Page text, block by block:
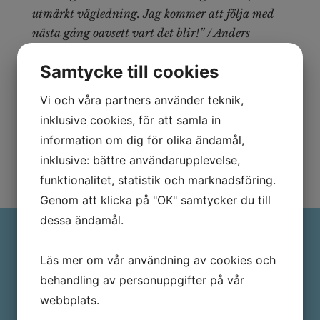
utmärkt vägledning. Jag kommer att följa med
nästa gång oavsett vart det blir!” / Anders
Följ oss gärna på Instagram
Håkan & Mattias
Skicka gärna ett mail om du undrar nåt
sports@godaresan.se
Vilka är reseledarna?
Samtycke till cookies
Vi och våra partners använder teknik,
inklusive cookies, för att samla in
information om dig för olika ändamål,
inklusive: bättre användarupplevelse,
funktionalitet, statistik och marknadsföring.
Genom att klicka på "OK" samtycker du till
dessa ändamål.
Läs mer om vår användning av cookies och
behandling av personuppgifter på vår
webbplats.